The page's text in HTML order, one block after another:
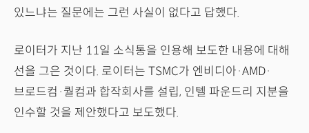
있느냐는 질문에는 그런 사실이 없다고 답했다.
로이터가 지난 11일 소식통을 인용해 보도한 내용에 대해
선을 그은 것이다. 로이터는 TSMC가 엔비디아·AMD·
브로드컴·퀄컴과 합작회사를 설립, 인텔 파운드리 지분을
인수할 것을 제안했다고 보도했다.